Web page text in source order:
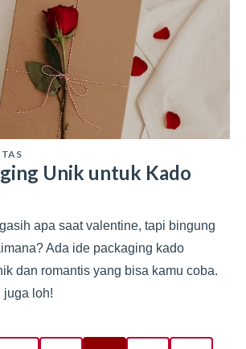
Unik untuk Kado
apa saat valentine, tapi bingung
Ada ide packaging kado
dan romantis yang bisa kamu coba.
juga loh!